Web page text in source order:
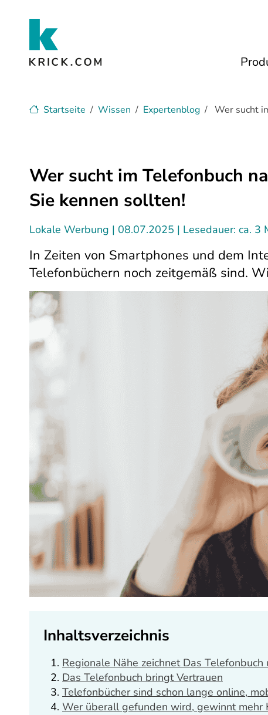
Startseite Wissen Expertenblog Wer sucht
Wer sucht im Telefonbuch
Sie kennen sollten!
Lokale Werbung 08.07.2025 Lesedauer: ca. 3
In Zeiten von Smartphones und dem
Telefonbüchern noch zeitgemäß sind.
Inhaltsverzeichnis
Regionale Nähe zeichnet Das
Das Telefonbuch bringt Vertrauen
Telefonbücher sind schon lange online,
Wer überall gefunden wird, gewinnt mehr